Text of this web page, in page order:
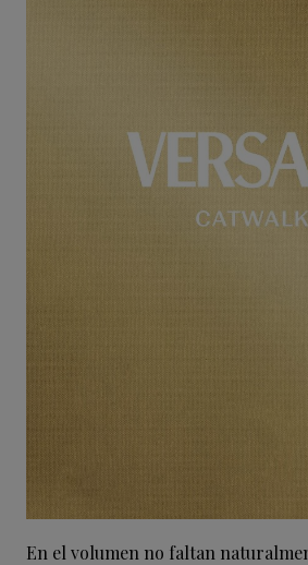
En el volumen no faltan